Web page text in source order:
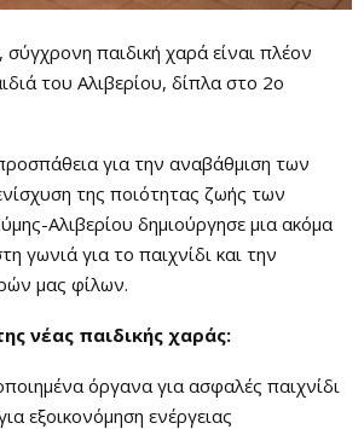
παιδική χαρά είναι πλέον
του Αλιβερίου, δίπλα στο 2ο
για την αναβάθμιση των
της ποιότητας ζωής των
Αλιβερίου δημιούργησε μια ακόμα
γωνιά για το παιχνίδι και την
μας φίλων.
νέας παιδικής χαράς:
όργανα για ασφαλές παιχνίδι
εξοικονόμηση ενέργειας